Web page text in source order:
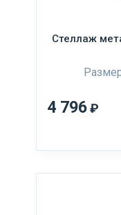
Стеллаж
4 796₽